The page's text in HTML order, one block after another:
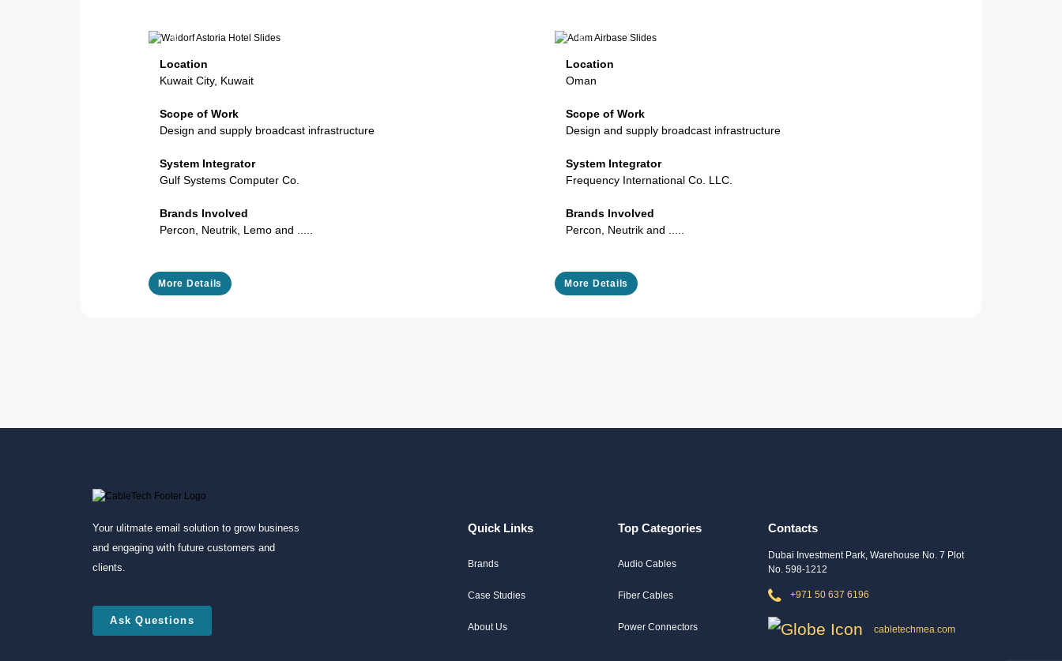
Previous
Location
Kuwait City, Kuwait
Scope of Work
Design and supply broadcast infrastructure
System Integrator
Gulf Systems Computer Co.
Brands Involved
Percon, Neutrik, Lemo and .....
More Details
Previous
Location
Oman
Scope of Work
Design and supply broadcast infrastructure
System Integrator
Frequency International Co. LLC.
Brands Involved
Percon, Neutrik and .....
More Details
Your ulitmate email solution to grow business
and engaging with future customers and
clients.
Ask Questions
Quick Links
Brands
Case Studies
About Us
Top Categories
Audio Cables
Fiber Cables
Power Connectors
Contacts
Dubai Investment Park, Warehouse No. 7 Plot
No. 598-1212
+971 50 637 6196
cabletechmea.com